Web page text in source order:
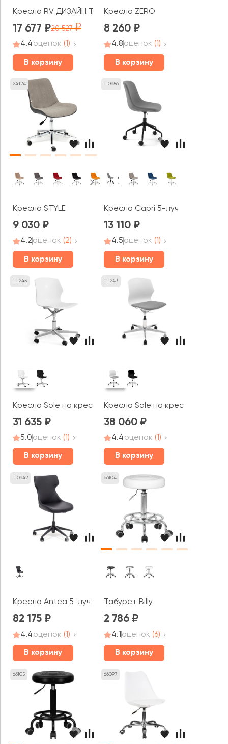
Кресло RV ДИЗАЙН Тед / Ted (KA21)
17 677 20 527
4.4оценок (1)
В корзину
Кресло ZERO
8 260
4.8оценок (1)
В корзину
24124
Кресло STYLE
9 030
4.2оценок (2)
В корзину
110956
Кресло Capri 5-луч
13 110
4.5оценок (1)
В корзину
111245
Кресло Sole на крестовине
31 635
5.0оценок (1)
В корзину
111243
Кресло Sole на крестовине
38 060
4.4оценок (1)
В корзину
110942
Кресло Antea 5-луч
82 175
4.4оценок (1)
В корзину
66104
Табурет Billy
2 786
4.1 оценок (6)
В корзину
66105 66097